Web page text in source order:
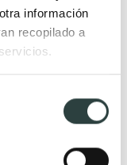
información
recopilado a
de piedra natural
de piedra beige
de piedra negros